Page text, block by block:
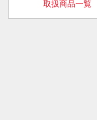
取扱商品一覧